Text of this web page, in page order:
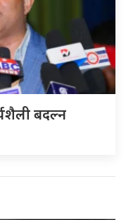
बदल्न